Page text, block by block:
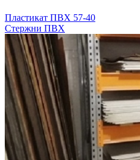
Пластикат ПВХ 57-40
Стержни ПВХ